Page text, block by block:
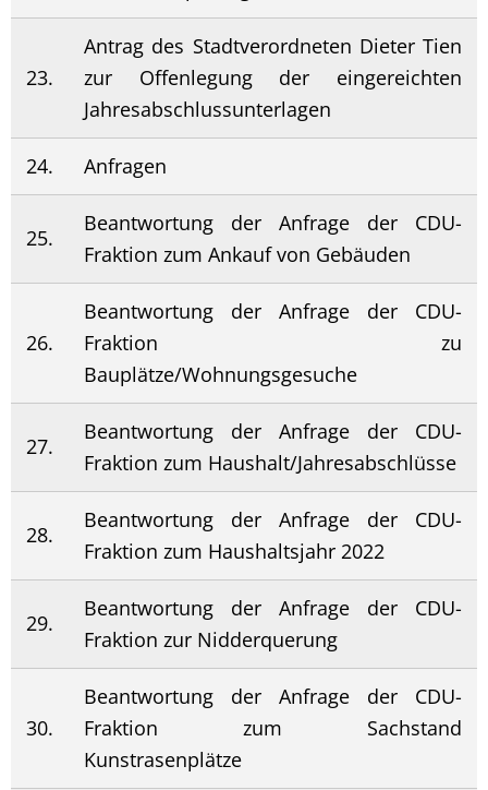
23.
Antrag des Stadtverordneten Dieter Tien
zur Offenlegung der eingereichten
Jahresabschlussunterlagen
24. Anfragen
25.
Beantwortung der Anfrage der CDU-
Fraktion zum Ankauf von Gebäuden
26.
Beantwortung der Anfrage der CDU-
Fraktion zu
Bauplätze/Wohnungsgesuche
27.
Beantwortung der Anfrage der CDU-
Fraktion zum Haushalt/Jahresabschlüsse
28.
Beantwortung der Anfrage der CDU-
Fraktion zum Haushaltsjahr 2022
29.
Beantwortung der Anfrage der CDU-
Fraktion zur Nidderquerung
30.
Beantwortung der Anfrage der CDU-
Fraktion zum Sachstand
Kunstrasenplätze